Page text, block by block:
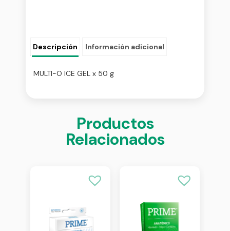
Descripción Información adicional
MULTI-O ICE GEL x 50 g
Productos
Relacionados